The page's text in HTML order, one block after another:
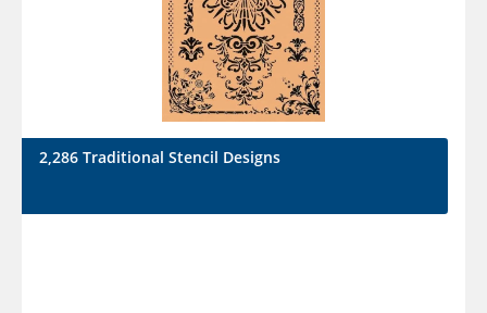
2,286 Traditional Stencil Designs